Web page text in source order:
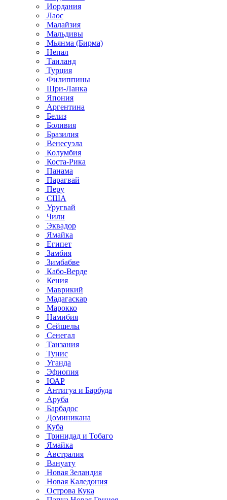
Иордания
Лаос
Малайзия
Мальдивы
Мьянма (Бирма)
Непал
Таиланд
Турция
Филиппины
Шри-Ланка
Япония
Аргентина
Белиз
Боливия
Бразилия
Венесуэла
Колумбия
Коста-Рика
Панама
Парагвай
Перу
США
Уругвай
Чили
Эквадор
Ямайка
Египет
Замбия
Зимбабве
Кабо-Верде
Кения
Маврикий
Мадагаскар
Марокко
Намибия
Сейшелы
Сенегал
Танзания
Тунис
Уганда
Эфиопия
ЮАР
Антигуа и Барбуда
Аруба
Барбадос
Доминикана
Куба
Тринидад и Тобаго
Ямайка
Австралия
Вануату
Новая Зеландия
Новая Каледония
Острова Кука